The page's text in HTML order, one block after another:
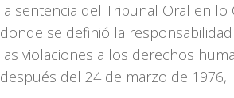
la sentencia del Tribunal Oral en lo
donde se definió la
las violaciones a los derechos
después del 24 de marzo de 1976,